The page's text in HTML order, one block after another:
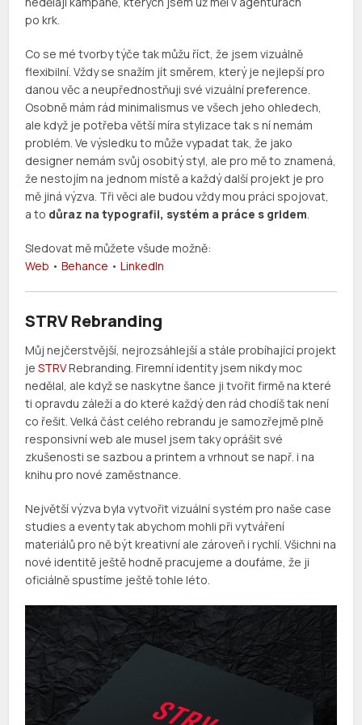
po krk.
Co se mé tvorby týče tak můžu říct, že jsem vizuálně
flexibilní. Vždy se snažím jít směrem, který je nejlepší pro
danou věc a neupřednostňuji své vizuální preference.
Osobně mám rád minimalismus ve všech jeho ohledech,
ale když je potřeba větší míra stylizace tak s ní nemám
problém. Ve výsledku to může vypadat tak, že jako
designer nemám svůj osobitý styl, ale pro mě to znamená,
že nestojím na jednom místě a každý další projekt je pro
mě jiná výzva. Tři věci ale budou vždy mou práci spojovat,
a to důraz na typografii, systém a práce s gridem.
Sledovat mě můžete všude možně:
Web •Behance •LinkedIn
STRV Rebranding
Můj nejčerstvější, nejrozsáhlejší a stále probíhající projekt
jeSTRVRebranding. Firemní identity jsem nikdy moc
nedělal, ale když se naskytne šance ji tvořit firmě na které
ti opravdu záleží a do které každý den rád chodíš tak není
co řešit. Velká část celého rebrandu je samozřejmě plně
responsivní web ale musel jsem taky oprášit své
zkušenosti se sazbou a printem a vrhnout se např. i na
knihu pro nové zaměstnance.
Největší výzva byla vytvořit vizuální systém pro naše case
studies a eventy tak abychom mohli při vytváření
materiálů pro ně být kreativní ale zároveň i rychlí. Všichni na
nové identitě ještě hodně pracujeme a doufáme, že ji
oficiálně spustíme ještě tohle léto.